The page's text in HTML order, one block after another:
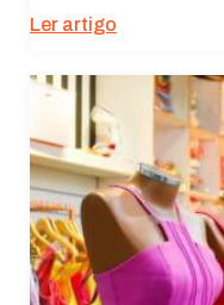
Ler artigo